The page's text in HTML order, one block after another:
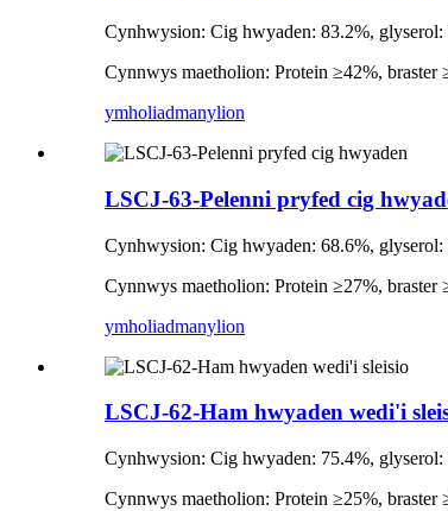
Cynhwysion: Cig hwyaden: 83.2%, glyserol:
Cynnwys maetholion: Protein ≥42%,
ymholiadmanylion
LSCJ-63-Pelenni pryfed cig
Cynhwysion: Cig hwyaden: 68.6%, glyserol:
Cynnwys maetholion: Protein ≥27%,
ymholiadmanylion
LSCJ-62-Ham hwyaden wedi'i
Cynhwysion: Cig hwyaden: 75.4%,
Cynnwys maetholion: Protein ≥25%,